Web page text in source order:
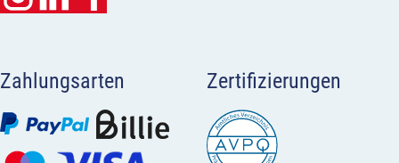
Zahlungsarten Zertifizierungen